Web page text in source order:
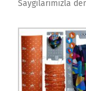
Saygılarımızla